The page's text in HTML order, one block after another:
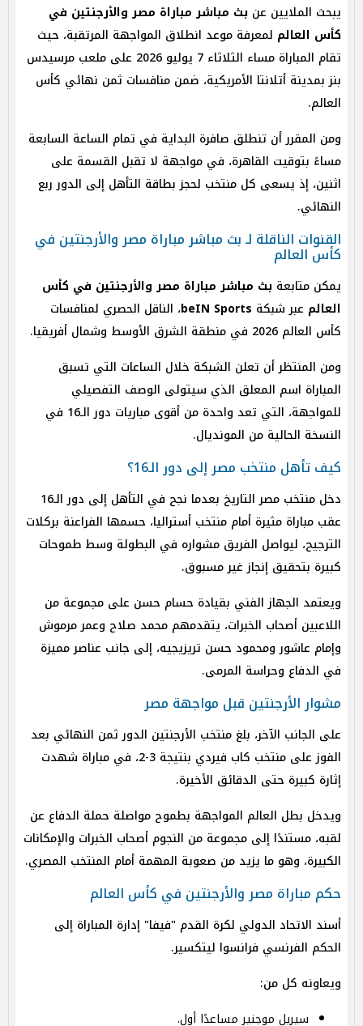
يبحث الملايين عن بث مباشر مباراة مصر والأرجنتين في
كأس العالم لمعرفة موعد انطلاق المواجهة المرتقبة، حيث
تقام المباراة مساء الثلاثاء 7 يوليو 2026 على ملعب مرسيدس
بنز بمدينة أتلانتا الأمريكية، ضمن منافسات ثمن نهائي كأس
العالم.
ومن المقرر أن تنطلق صافرة البداية في تمام الساعة السابعة
مساءً بتوقيت القاهرة، في مواجهة لا تقبل القسمة على
اثنين، إذ يسعى كل منتخب لحجز بطاقة التأهل إلى الدور ربع
النهائي.
القنوات الناقلة لـ بث مباشر مباراة مصر والأرجنتين في
كأس العالم
يمكن متابعة بث مباشر مباراة مصر والأرجنتين في كأس
العالم عبر شبكة beIN Sports، الناقل الحصري لمنافسات
كأس العالم 2026 في منطقة الشرق الأوسط وشمال أفريقيا.
ومن المنتظر أن تعلن الشبكة خلال الساعات التي تسبق
المباراة اسم المعلق الذي سيتولى الوصف التفصيلي
للمواجهة، التي تعد واحدة من أقوى مباريات دور الـ16 في
النسخة الحالية من المونديال.
كيف تأهل منتخب مصر إلى دور الـ16؟
دخل منتخب مصر التاريخ بعدما نجح في التأهل إلى دور الـ16
عقب مباراة مثيرة أمام منتخب أستراليا، حسمها الفراعنة بركلات
الترجيح، ليواصل الفريق مشواره في البطولة وسط طموحات
كبيرة بتحقيق إنجاز غير مسبوق.
ويعتمد الجهاز الفني بقيادة حسام حسن على مجموعة من
اللاعبين أصحاب الخبرات، يتقدمهم محمد صلاح وعمر مرموش
وإمام عاشور ومحمود حسن تريزيجيه، إلى جانب عناصر مميزة
في الدفاع وحراسة المرمى.
مشوار الأرجنتين قبل مواجهة مصر
على الجانب الآخر، بلغ منتخب الأرجنتين الدور ثمن النهائي بعد
الفوز على منتخب كاب فيردي بنتيجة 3-2، في مباراة شهدت
إثارة كبيرة حتى الدقائق الأخيرة.
ويدخل بطل العالم المواجهة بطموح مواصلة حملة الدفاع عن
لقبه، مستندًا إلى مجموعة من النجوم أصحاب الخبرات والإمكانات
الكبيرة، وهو ما يزيد من صعوبة المهمة أمام المنتخب المصري.
حكم مباراة مصر والأرجنتين في كأس العالم
أسند الاتحاد الدولي لكرة القدم "فيفا" إدارة المباراة إلى
الحكم الفرنسي فرانسوا ليتكسير.
ويعاونه كل من:
سيريل موجنير مساعدًا أول.